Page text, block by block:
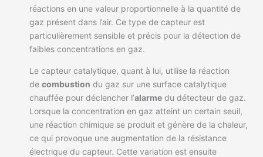
réactions en une valeur proportionnelle à la quantité de
gaz présent dans l’air. Ce type de capteur est
particulièrement sensible et précis pour la détection de
faibles concentrations en gaz.
Le capteur catalytique, quant à lui, utilise la réaction
de combustion du gaz sur une surface catalytique
chauffée pour déclencher l’alarme du détecteur de gaz.
Lorsque la concentration en gaz atteint un certain seuil,
une réaction chimique se produit et génère de la chaleur,
ce qui provoque une augmentation de la résistance
électrique du capteur. Cette variation est ensuite